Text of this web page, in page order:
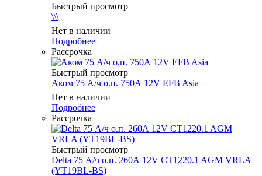
Быстрый просмотр
\\\
Нет в наличии
Подробнее
Рассрочка
Быстрый просмотр
Аком 75 А/ч о.п. 750А 12V EFB Asia
Нет в наличии
Подробнее
Рассрочка
Быстрый просмотр
Delta 75 А/ч о.п. 260А 12V CT1220.1 AGM VRLA
(YT19ВL-BS)